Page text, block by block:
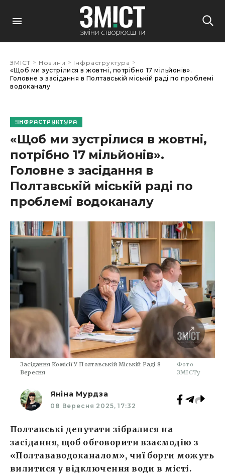
ЗМІСТ > Новини > Інфраструктура >
«Щоб ми зустрілися в жовтні, потрібно 17 мільйонів».
Головне з засідання в Полтавській міській раді по проблемі
водоканалу
ІНФРАСТРУКТУРА
«Щоб ми зустрілися в жовтні,
потрібно 17 мільйонів».
Головне з засідання в
Полтавській міській раді по
проблемі водоканалу
Засідання Комісії У Полтавській Міській Раді 8
Вересня
Фото
ЗМІСТу
Яніна Мурдза
08 Вересня 2025, 17:32
Полтавські депутати зібралися на
засідання, щоб обговорити взаємодію з
«Полтававодоканалом», чиї борги можуть
вилитися у відключення води в місті.